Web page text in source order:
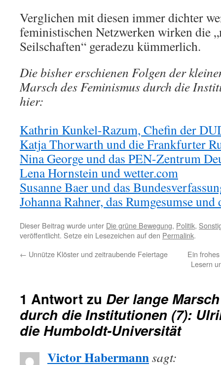
Verglichen mit diesen immer dichter
feministischen Netzwerken wirken die
Seilschaften“ geradezu kümmerlich.
Die bisher erschienen Folgen der
Marsch des Feminismus durch die
hier:
Kathrin Kunkel-Razum, Chefin der
Katja Thorwarth und die Frankfurter
Nina George und das PEN-Zentrum
Lena Hornstein und wetter.com
Susanne Baer und das
Johanna Rahner, das Rumgesumse
Dieser Beitrag wurde unter Die grüne Bewegung, Politik,
veröffentlicht. Setze ein Lesezeichen auf den Permalink.
← Unnütze Klöster und zeitraubende Feiertage
Ein
Lesern
1 Antwort zu Der lange
durch die Institutionen (7):
die Humboldt-Universität
Victor Habermannsagt: